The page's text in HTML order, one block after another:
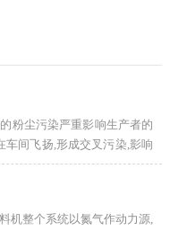
粉尘污染严重影响生产者的
车间飞扬,形成交叉污染,影响
机整个系统以氮气作动力源,